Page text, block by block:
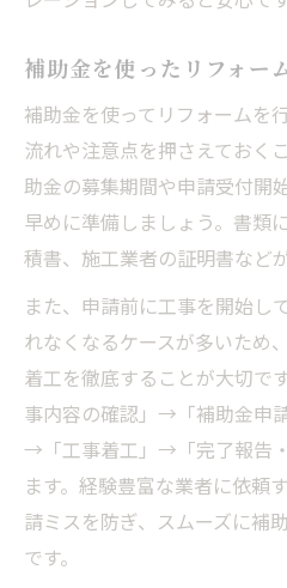
補助金を使ったリフォー
補助金を使ってリフォームを
流れや注意点を押さえておく
助金の募集期間や申請受付開
早めに準備しましょう。書類
積書、施工業者の証明書など
また、申請前に工事を開始し
れなくなるケースが多いため
着工を徹底することが大切で
事内容の確認」→「補助金申
→「工事着工」→「完了報告
ます。経験豊富な業者に依頼
請ミスを防ぎ、スムーズに補
です。